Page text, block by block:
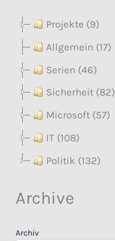
Projekte (9)
Allgemein (17)
Serien (46)
Sicherheit (82)
Microsoft (57)
IT (108)
Politik (132)
Archive
Archiv